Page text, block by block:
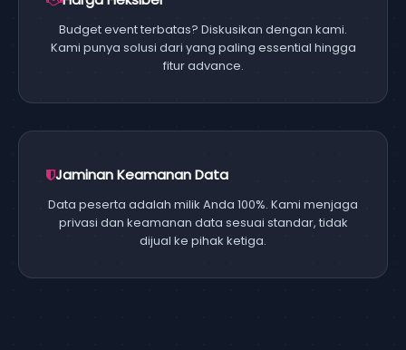
Budget event terbatas? Diskusikan dengan kami.
Kami punya solusi dari yang paling essential hingga
fitur advance.
Jaminan Keamanan Data
Data peserta adalah milik Anda 100%. Kami menjaga
privasi dan keamanan data sesuai standar, tidak
dijual ke pihak ketiga.